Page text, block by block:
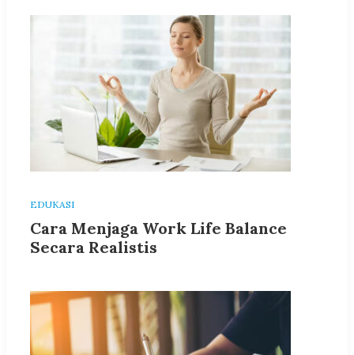
EDUKASI
Cara Menjaga Work Life Balance
Secara Realistis